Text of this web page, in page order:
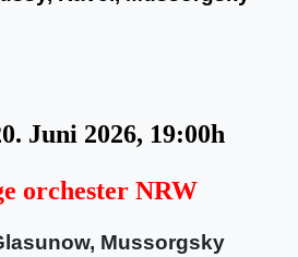
Juni 2026, 19:00h
orchester NRW
Mussorgsky